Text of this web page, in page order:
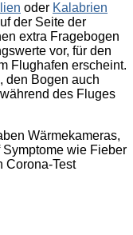
oder Kalabrien
der Seite der
extra Fragebogen
vor, für den
Flughafen erscheint.
den Bogen auch
des Fluges
Wärmekameras,
wie Fieber
Corona-Test